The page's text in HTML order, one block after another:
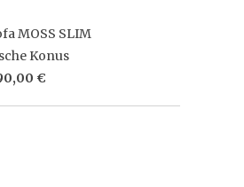
MOSS SLIM
Konus
€